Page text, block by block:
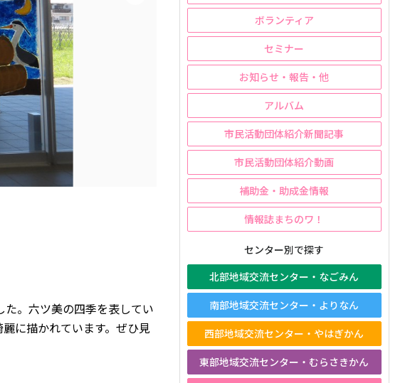
。六ツ美の四季を表してい
に描かれています。ぜひ見
ボランティア
セミナー
お知らせ・報告・他
アルバム
市民活動団体紹介新聞記事
市民活動団体紹介動画
補助金・助成金情報
情報誌まちのワ！
センター別で探す
北部地域交流センター・なごみん
南部地域交流センター・よりなん
西部地域交流センター・やはぎかん
東部地域交流センター・むらさきかん